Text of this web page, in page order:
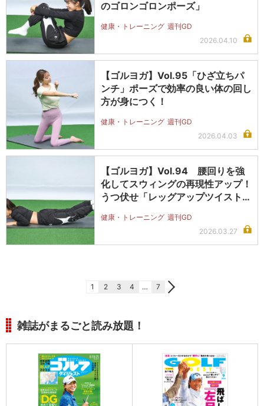
のゴロンゴロンポーズ」
健康・トレーニング 週刊GD
2026.04.10
【ゴルヨガ】Vol.95「ひざ立ちパ
ンチ」ポーズで効率の良い体の回し
方が身につく！
健康・トレーニング 週刊GD
2026.04.03
【ゴルヨガ】Vol.94 腰回りを強
化してスウィングの再現性アップ！
うつ伏せ「レッグアップツイスト…
健康・トレーニング 週刊GD
2026.03.27
1 2 3 4 … 7
雑誌がまるごと読み放題！